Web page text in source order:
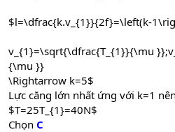
$l=\dfrac{k.v_{1}}{2f}=\left(k-
v_{1}=\sqrt{\dfrac{T_{1}}{\mu
{\mu }}
\Rightarrow k=5$
Lực căng lớn nhất ứng với k=1 nên
$T=25T_{1}=40N$
Chọn C